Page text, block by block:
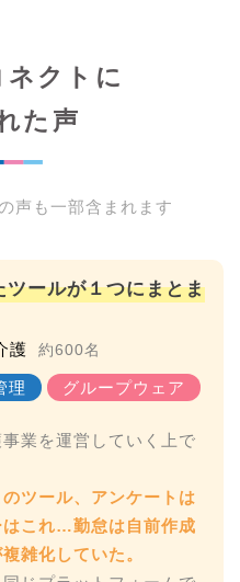
クトに
た声
声も一部含まれます
ツールが１つにまとま
護 約600名
業を運営していく上で
ツール、アンケートは
はこれ…勤怠は自前作成
雑化していた。